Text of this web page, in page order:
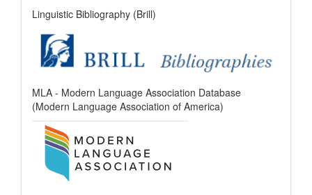
Linguistic Bibliography (Brill)
MLA - Modern Language Association Database
(Modern Language Association of America)